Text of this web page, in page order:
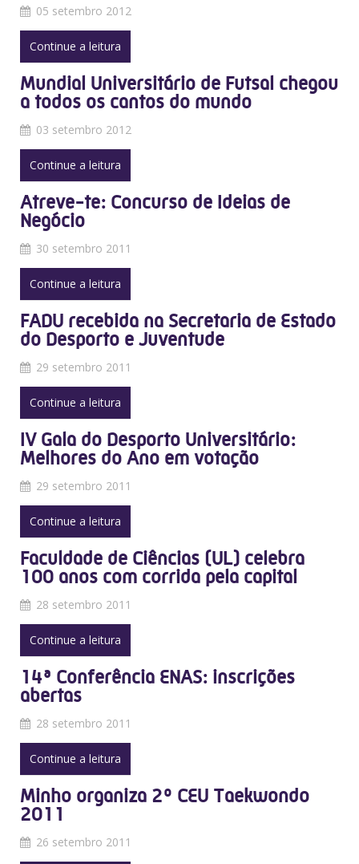
05 setembro 2012
Continue a leitura
Mundial Universitário de Futsal chegou
a todos os cantos do mundo
03 setembro 2012
Continue a leitura
Atreve-te: Concurso de Ideias de
Negócio
30 setembro 2011
Continue a leitura
FADU recebida na Secretaria de Estado
do Desporto e Juventude
29 setembro 2011
Continue a leitura
IV Gala do Desporto Universitário:
Melhores do Ano em votação
29 setembro 2011
Continue a leitura
Faculdade de Ciências (UL) celebra
100 anos com corrida pela capital
28 setembro 2011
Continue a leitura
14ª Conferência ENAS: inscrições
abertas
28 setembro 2011
Continue a leitura
Minho organiza 2º CEU Taekwondo
2011
26 setembro 2011